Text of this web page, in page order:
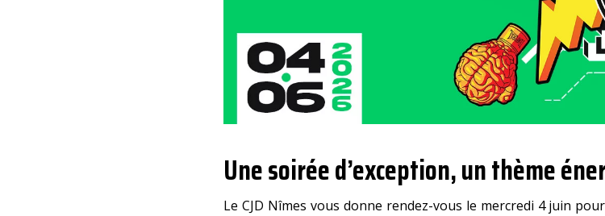
Une soirée d’exception, un thème
Le CJD Nîmes vous donne rendez-vous le mercredi 4 juin